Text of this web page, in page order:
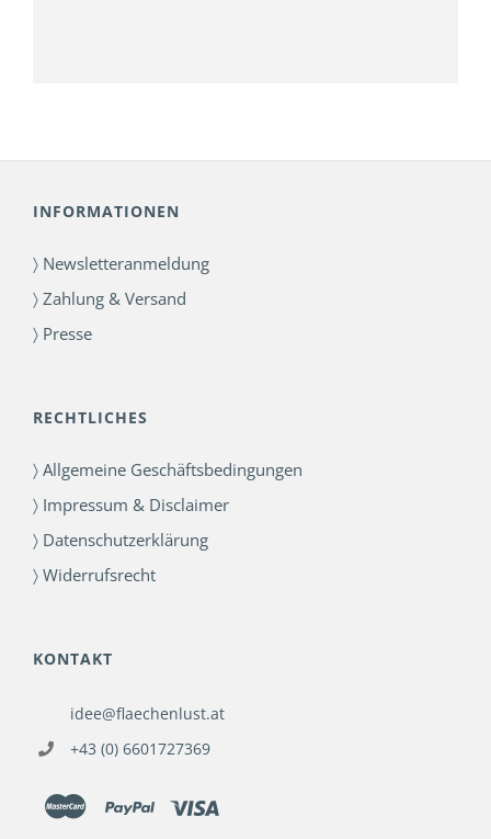
INFORMATIONEN
〉 Newsletteranmeldung
〉 Zahlung & Versand
〉 Presse
RECHTLICHES
〉 Allgemeine Geschäftsbedingungen
〉 Impressum & Disclaimer
〉 Datenschutzerklärung
〉 Widerrufsrecht
KONTAKT
idee@flaechenlust.at
+43 (0) 6601727369